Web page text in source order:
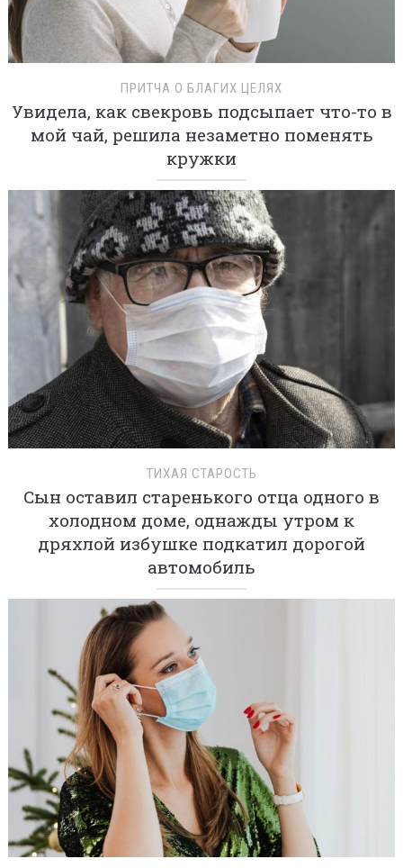
ПРИТЧА О БЛАГИХ ЦЕЛЯХ
Увидела, как свекровь подсыпает что-то в
мой чай, решила незаметно поменять
кружки
ТИХАЯ СТАРОСТЬ
Сын оставил старенького отца одного в
холодном доме, однажды утром к
дряхлой избушке подкатил дорогой
автомобиль